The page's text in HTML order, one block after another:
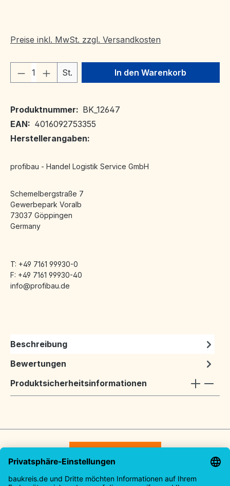
Preise inkl. MwSt. zzgl. Versandkosten
Produkt Anzahl: Gib den
St. In den Warenkorb
Produktnummer: BK_12647
EAN: 4016092753355
Herstellerangaben:
profibau - Handel Logistik Service GmbH
Schemelbergstraße 7
Gewerbepark Voralb
73037 Göppingen
Germany
T: +49 7161 99930-0
F: +49 7161 99930-40
info@profibau.de
Beschreibung
Bewertungen
Produktsicherheitsinformationen
Service-Hotline